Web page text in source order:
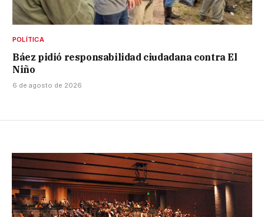
POLÍTICA
Báez pidió responsabilidad ciudadana contra El
Niño
6 de agosto de 2026